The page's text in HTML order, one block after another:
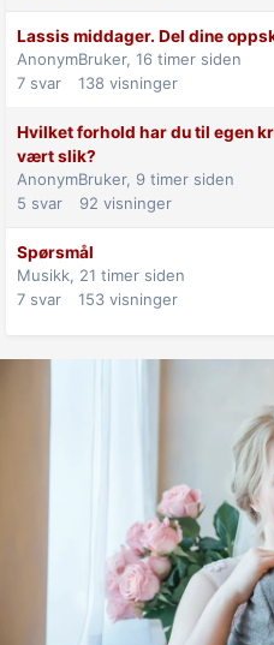
Lassis middager. Del dine
AnonymBruker, 16 timer siden
7 svar 138 visninger
Hvilket forhold har du til egen
vært slik?
AnonymBruker, 9 timer siden
5 svar 92 visninger
Spørsmål
Musikk, 21 timer siden
7 svar 153 visninger